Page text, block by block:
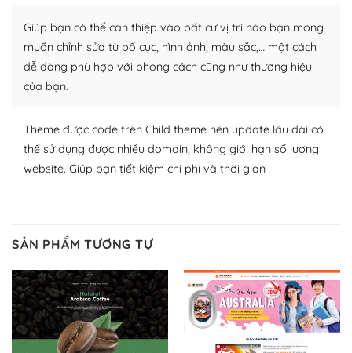
plugin của WordPress rất phong phú. Bạn có thể thỏa
thích chọn lựa plugin và themes phù hợp cho mục đích
lập website của mình.
WordPress đa dạng plugin và themes
– Dễ sử dụng
Với mọi Hosting bất kỳ thì WordPress đều có thể dễ
Và bạn có toàn quyền tự do khi quyết định nơi lưu trữ
trang web WordPress của bạn.
Dễ dàng lựa chọn Hosting cho website WordPress
– Bảo mật cực tốt
Vì WordPress hiện là nền tảng xây dựng trang web và
Giúp bạn có thể can thiệp vào bất cứ vị trí nào bạn mong
muốn chỉnh sửa từ bố cục, hình ảnh, màu sắc,… một cách
dễ dàng phù hợp với phong cách cũng như thương hiệu
của bạn.
Theme được code trên Child theme nên update lâu dài có
thể sử dụng được nhiều domain, không giới hạn số lượng
website. Giúp bạn tiết kiệm chi phí và thời gian
SẢN PHẨM TƯƠNG TỰ